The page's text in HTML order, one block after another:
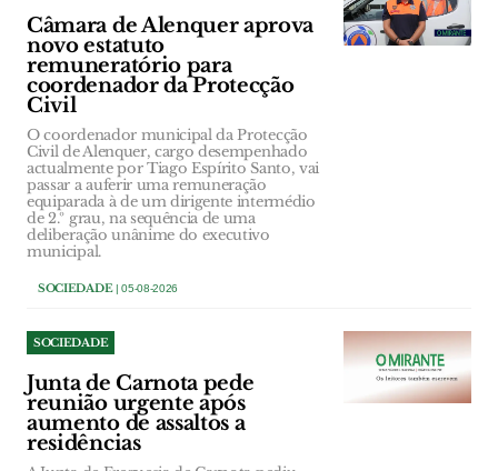
Câmara de Alenquer aprova
novo estatuto
remuneratório para
coordenador da Protecção
Civil
O coordenador municipal da Protecção
Civil de Alenquer, cargo desempenhado
actualmente por Tiago Espírito Santo, vai
passar a auferir uma remuneração
equiparada à de um dirigente intermédio
de 2.º grau, na sequência de uma
deliberação unânime do executivo
municipal.
SOCIEDADE| 05-08-2026
SOCIEDADE
Junta de Carnota pede
reunião urgente após
aumento de assaltos a
residências